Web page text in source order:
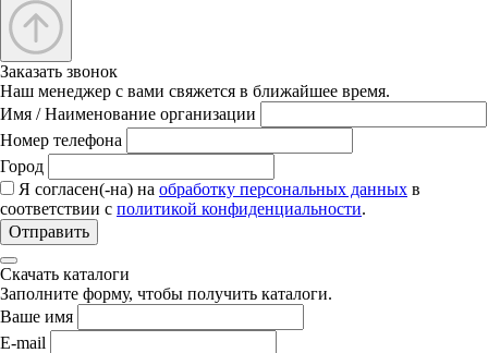
Заказать звонок
Наш менеджер с вами свяжется в ближайшее время.
Имя / Наименование организации
Номер телефона
Город
Я согласен(-на) на обработку персональных данных в
соответствии с политикой конфиденциальности.
Отправить
Скачать каталоги
Заполните форму, чтобы получить каталоги.
Ваше имя
E-mail